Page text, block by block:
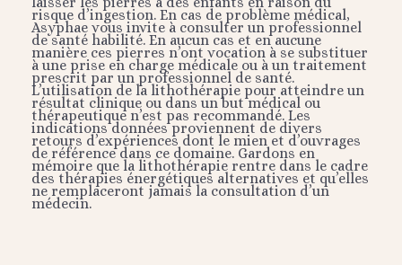
risque d’ingestion. En cas de problème médical,
Asyphae vous invite à consulter un professionnel
de santé habilité. En aucun cas et en aucune
manière ces pierres n’ont vocation à se substituer
à une prise en charge médicale ou à un traitement
prescrit par un professionnel de santé.
L’utilisation de la lithothérapie pour atteindre un
résultat clinique ou dans un but médical ou
thérapeutique n’est pas recommandé. Les
indications données proviennent de divers
retours d’expériences dont le mien et d’ouvrages
de référence dans ce domaine. Gardons en
mémoire que la lithothérapie rentre dans le cadre
des thérapies énergétiques alternatives et qu’elles
ne remplaceront jamais la consultation d’un
médecin.